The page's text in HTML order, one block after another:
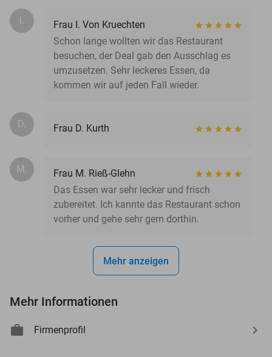
I.
Frau I. Von Kruechten
Schon lange wollten wir das Restaurant
besuchen, der Deal gab den Ausschlag es
umzusetzen. Sehr leckeres Essen, da
kommen wir auf jeden Fall wieder.
D. Frau D. Kurth
M.
Frau M. Rieß-Glehn
Das Essen war sehr lecker und frisch
zubereitet. Ich kannte das Restaurant schon
vorher und gehe sehr gern dorthin.
Mehr anzeigen
Mehr Informationen
Firmenprofil